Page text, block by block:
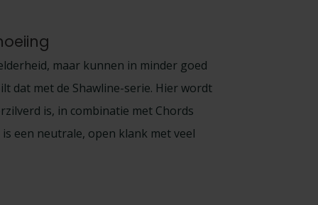
maar kunnen in minder goed
dat met de Shawline-serie. Hier wordt
is, in combinatie met Chords
een neutrale, open klank met veel